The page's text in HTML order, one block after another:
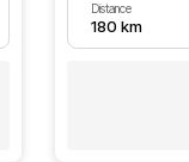
Distance
180 km